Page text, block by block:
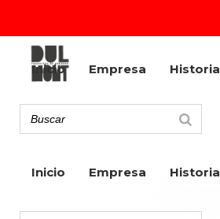
Inicio Empresa Historia
Inicio Empresa Historia